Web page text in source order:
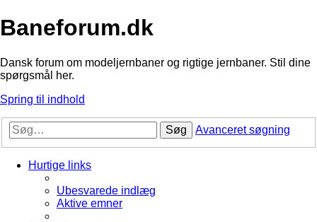
Baneforum.dk
Dansk forum om modeljernbaner og rigtige jernbaner. Stil dine
spørgsmål her.
Spring til indhold
Søg Avanceret søgning
Hurtige links
Ubesvarede indlæg
Aktive emner